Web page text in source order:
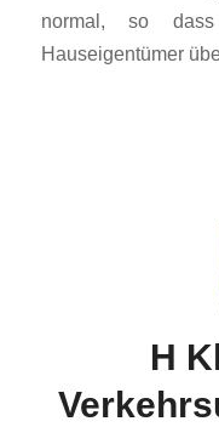
normal, so
Hauseigentümer
H